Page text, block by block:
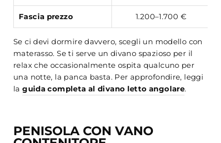
Fascia prezzo 1.200–1.700 €
Se ci devi dormire davvero, scegli un modello con
materasso. Se ti serve un divano spazioso per il
relax che occasionalmente ospita qualcuno per
una notte, la panca basta. Per approfondire, leggi
laguida completa al divano letto angolare.
PENISOLA CON VANO